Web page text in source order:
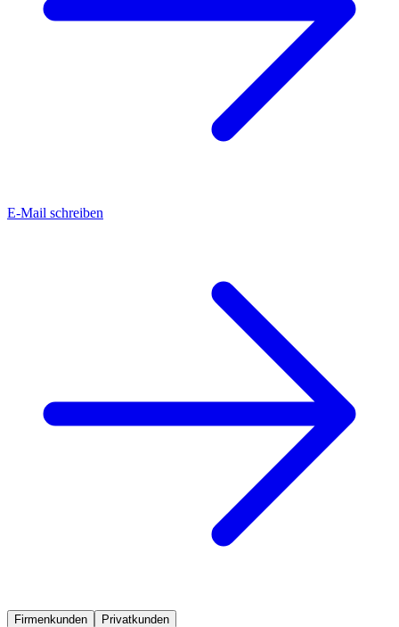
E-Mail schreiben
Firmenkunden Privatkunden